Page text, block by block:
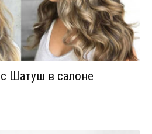
Шатуш в салоне